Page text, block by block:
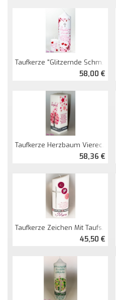
Taufkerze "glitzernde Schmetterlinge" Mit Spruch
58,00 €
Taufkerze Herzbaum Viereckig Groß Mit Sternenregen
58,36 €
Taufkerze Zeichen Mit Taufspruch Und Strasskreuz Ovl Abg.
45,50 €